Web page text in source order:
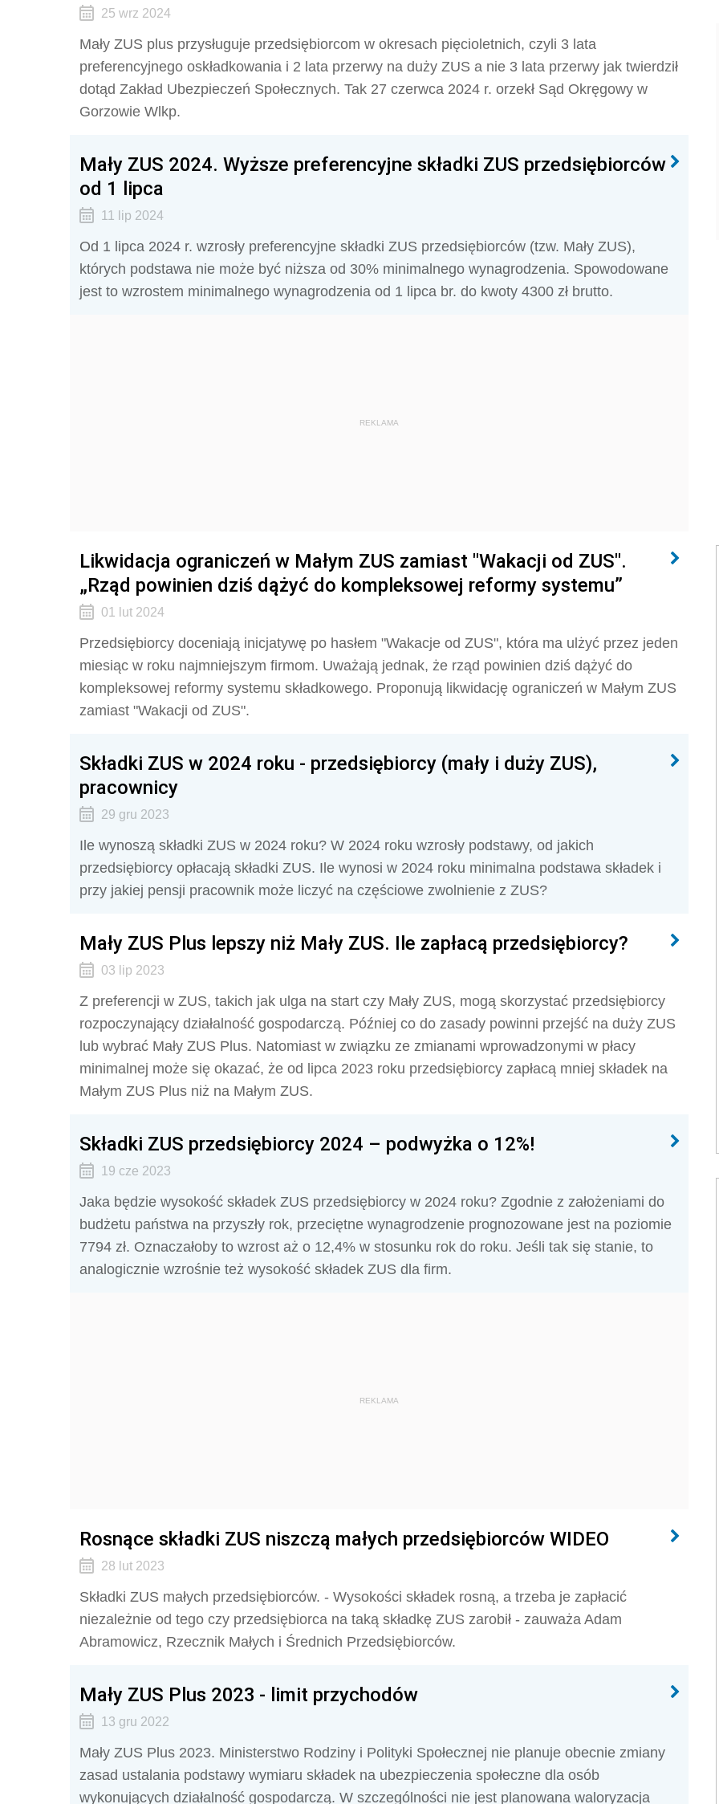
25 wrz 2024
Mały ZUS plus przysługuje przedsiębiorcom w okresach pięcioletnich, czyli 3 lata
preferencyjnego oskładkowania i 2 lata przerwy na duży ZUS a nie 3 lata przerwy jak twierdził
dotąd Zakład Ubezpieczeń Społecznych. Tak 27 czerwca 2024 r. orzekł Sąd Okręgowy w
Gorzowie Wlkp.
Mały ZUS 2024. Wyższe preferencyjne składki ZUS przedsiębiorców
od 1 lipca
11 lip 2024
Od 1 lipca 2024 r. wzrosły preferencyjne składki ZUS przedsiębiorców (tzw. Mały ZUS),
których podstawa nie może być niższa od 30% minimalnego wynagrodzenia. Spowodowane
jest to wzrostem minimalnego wynagrodzenia od 1 lipca br. do kwoty 4300 zł brutto.
REKLAMA
Likwidacja ograniczeń w Małym ZUS zamiast "Wakacji od ZUS".
„Rząd powinien dziś dążyć do kompleksowej reformy systemu”
01 lut 2024
Przedsiębiorcy doceniają inicjatywę po hasłem "Wakacje od ZUS", która ma ulżyć przez jeden
miesiąc w roku najmniejszym firmom. Uważają jednak, że rząd powinien dziś dążyć do
kompleksowej reformy systemu składkowego. Proponują likwidację ograniczeń w Małym ZUS
zamiast "Wakacji od ZUS".
Składki ZUS w 2024 roku - przedsiębiorcy (mały i duży ZUS),
pracownicy
29 gru 2023
Ile wynoszą składki ZUS w 2024 roku? W 2024 roku wzrosły podstawy, od jakich
przedsiębiorcy opłacają składki ZUS. Ile wynosi w 2024 roku minimalna podstawa składek i
przy jakiej pensji pracownik może liczyć na częściowe zwolnienie z ZUS?
Mały ZUS Plus lepszy niż Mały ZUS. Ile zapłacą przedsiębiorcy?
03 lip 2023
Z preferencji w ZUS, takich jak ulga na start czy Mały ZUS, mogą skorzystać przedsiębiorcy
rozpoczynający działalność gospodarczą. Później co do zasady powinni przejść na duży ZUS
lub wybrać Mały ZUS Plus. Natomiast w związku ze zmianami wprowadzonymi w płacy
minimalnej może się okazać, że od lipca 2023 roku przedsiębiorcy zapłacą mniej składek na
Małym ZUS Plus niż na Małym ZUS.
Składki ZUS przedsiębiorcy 2024 – podwyżka o 12%!
19 cze 2023
Jaka będzie wysokość składek ZUS przedsiębiorcy w 2024 roku? Zgodnie z założeniami do
budżetu państwa na przyszły rok, przeciętne wynagrodzenie prognozowane jest na poziomie
7794 zł. Oznaczałoby to wzrost aż o 12,4% w stosunku rok do roku. Jeśli tak się stanie, to
analogicznie wzrośnie też wysokość składek ZUS dla firm.
REKLAMA
Rosnące składki ZUS niszczą małych przedsiębiorców WIDEO
28 lut 2023
Składki ZUS małych przedsiębiorców. - Wysokości składek rosną, a trzeba je zapłacić
niezależnie od tego czy przedsiębiorca na taką składkę ZUS zarobił - zauważa Adam
Abramowicz, Rzecznik Małych i Średnich Przedsiębiorców.
Mały ZUS Plus 2023 - limit przychodów
13 gru 2022
Mały ZUS Plus 2023. Ministerstwo Rodziny i Polityki Społecznej nie planuje obecnie zmiany
zasad ustalania podstawy wymiaru składek na ubezpieczenia społeczne dla osób
wykonujących działalność gospodarczą. W szczególności nie jest planowana waloryzacja